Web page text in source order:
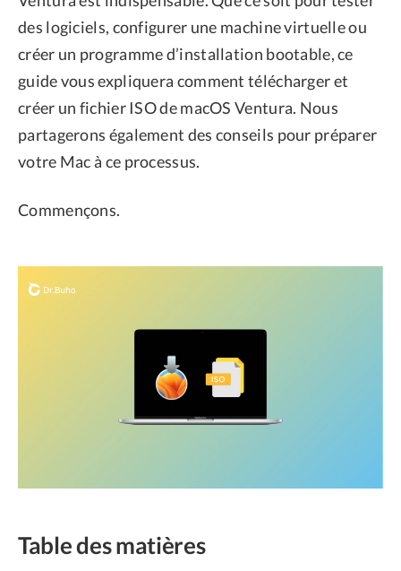
des logiciels, configurer une machine virtuelle ou
créer un programme d’installation bootable, ce
guide vous expliquera comment télécharger et
créer un fichier ISO de macOS Ventura. Nous
partagerons également des conseils pour préparer
votre Mac à ce processus.
Commençons.
Table des matières